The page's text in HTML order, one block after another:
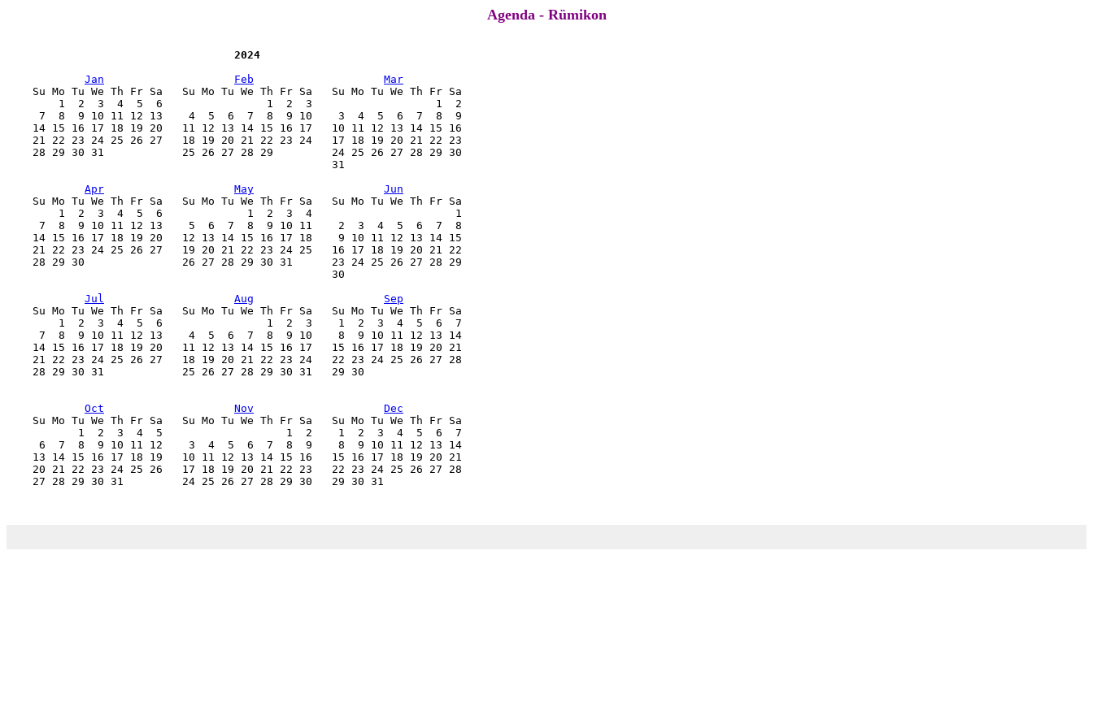
Agenda - Rümikon
                                   2024
Jan
Feb
Mar
    Su Mo Tu We Th Fr Sa   Su Mo Tu We Th Fr Sa   Su Mo Tu We Th Fr Sa
        1  2  3  4  5  6                1  2  3                   1  2
     7  8  9 10 11 12 13    4  5  6  7  8  9 10    3  4  5  6  7  8  9
    14 15 16 17 18 19 20   11 12 13 14 15 16 17   10 11 12 13 14 15 16
    21 22 23 24 25 26 27   18 19 20 21 22 23 24   17 18 19 20 21 22 23
    28 29 30 31            25 26 27 28 29         24 25 26 27 28 29 30
                                                  31
Apr
May
Jun
    Su Mo Tu We Th Fr Sa   Su Mo Tu We Th Fr Sa   Su Mo Tu We Th Fr Sa
        1  2  3  4  5  6             1  2  3  4                      1
     7  8  9 10 11 12 13    5  6  7  8  9 10 11    2  3  4  5  6  7  8
    14 15 16 17 18 19 20   12 13 14 15 16 17 18    9 10 11 12 13 14 15
    21 22 23 24 25 26 27   19 20 21 22 23 24 25   16 17 18 19 20 21 22
    28 29 30               26 27 28 29 30 31      23 24 25 26 27 28 29
                                                  30
Jul
Aug
Sep
    Su Mo Tu We Th Fr Sa   Su Mo Tu We Th Fr Sa   Su Mo Tu We Th Fr Sa
        1  2  3  4  5  6                1  2  3    1  2  3  4  5  6  7
     7  8  9 10 11 12 13    4  5  6  7  8  9 10    8  9 10 11 12 13 14
    14 15 16 17 18 19 20   11 12 13 14 15 16 17   15 16 17 18 19 20 21
    21 22 23 24 25 26 27   18 19 20 21 22 23 24   22 23 24 25 26 27 28
    28 29 30 31            25 26 27 28 29 30 31   29 30
Oct Nov
Dec
    Su Mo Tu We Th Fr Sa   Su Mo Tu We Th Fr Sa   Su Mo Tu We Th Fr Sa
           1  2  3  4  5                   1  2    1  2  3  4  5  6  7
     6  7  8  9 10 11 12    3  4  5  6  7  8  9    8  9 10 11 12 13 14
    13 14 15 16 17 18 19   10 11 12 13 14 15 16   15 16 17 18 19 20 21
    20 21 22 23 24 25 26   17 18 19 20 21 22 23   22 23 24 25 26 27 28
    27 28 29 30 31         24 25 26 27 28 29 30   29 30 31